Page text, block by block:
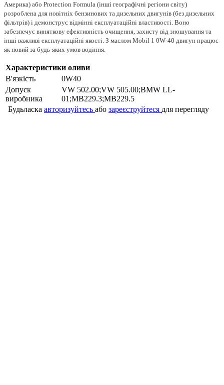
Америка) або Protection Formula (інші географічні регіони світу)
розроблена для новітніх бензинових та дизельних двигунів (без дизельних
фільтрів) і демонструє відмінні експлуатаційні властивості. Воно
забезпечує виняткову ефективність очищення, захисту від зношування та
інші важливі експлуатаційні якості. З маслом Mobil 1 0W‑40 двигун працює
як новий за будь-яких умов водіння.
Характеристики оливи
В'язкість
0W40
Допуск
виробника
VW 502.00;VW 505.00;BMW LL-
01;MB229.3;MB229.5
Будьласка авторизуйтесь або зареєструйтеся для перегляду